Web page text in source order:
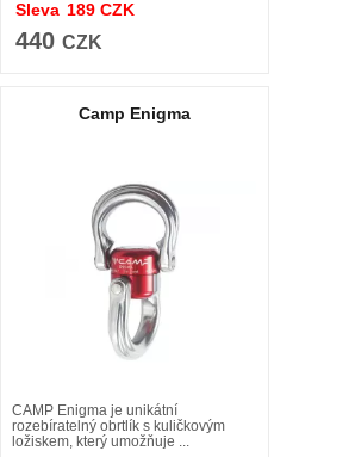
440 CZK
Sleva 189 CZK
Camp Enigma
CAMP Enigma je unikátní
rozebíratelný obrtlík s kuličkovým
ložiskem, který umožňuje ...